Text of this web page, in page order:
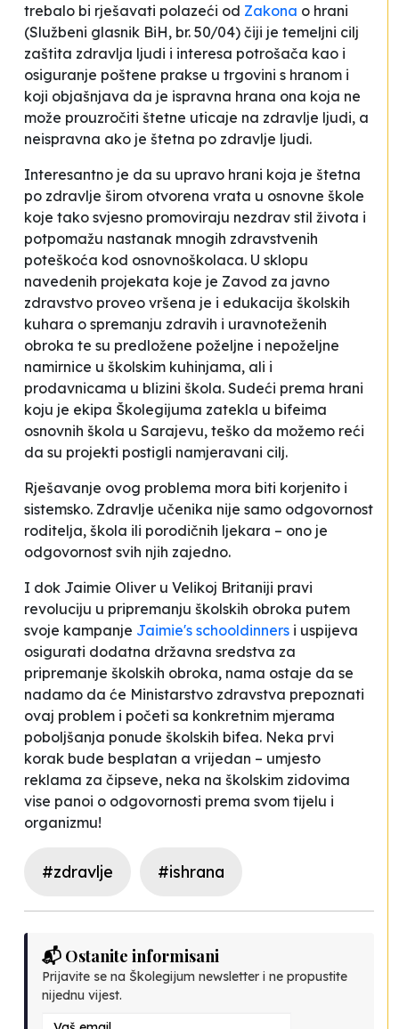
trebalo bi rješavati polazeći od Zakona o hrani
(Službeni glasnik BiH, br. 50/04) čiji je temeljni cilj
zaštita zdravlja ljudi i interesa potrošača kao i
osiguranje poštene prakse u trgovini s hranom i
koji objašnjava da je ispravna hrana ona koja ne
može prouzročiti štetne uticaje na zdravlje ljudi, a
neispravna ako je štetna po zdravlje ljudi.
Interesantno je da su upravo hrani koja je štetna
po zdravlje širom otvorena vrata u osnovne škole
koje tako svjesno promoviraju nezdrav stil života i
potpomažu nastanak mnogih zdravstvenih
poteškoća kod osnovnoškolaca. U sklopu
navedenih projekata koje je Zavod za javno
zdravstvo proveo vršena je i edukacija školskih
kuhara o spremanju zdravih i uravnoteženih
obroka te su predložene poželjne i nepoželjne
namirnice u školskim kuhinjama, ali i
prodavnicama u blizini škola. Sudeći prema hrani
koju je ekipa Školegijuma zatekla u bifeima
osnovnih škola u Sarajevu, teško da možemo reći
da su projekti postigli namjeravani cilj.
Rješavanje ovog problema mora biti korjenito i
sistemsko. Zdravlje učenika nije samo odgovornost
roditelja, škola ili porodičnih ljekara – ono je
odgovornost svih njih zajedno.
I dok Jaimie Oliver u Velikoj Britaniji pravi
revoluciju u pripremanju školskih obroka putem
svoje kampanje Jaimie's schooldinners i uspijeva
osigurati dodatna državna sredstva za
pripremanje školskih obroka, nama ostaje da se
nadamo da će Ministarstvo zdravstva prepoznati
ovaj problem i početi sa konkretnim mjerama
poboljšanja ponude školskih bifea. Neka prvi
korak bude besplatan a vrijedan – umjesto
reklama za čipseve, neka na školskim zidovima
vise panoi o odgovornosti prema svom tijelu i
organizmu!
#zdravlje #ishrana
📬 Ostanite informisani
Prijavite se na Školegijum newsletter i ne propustite
nijednu vijest.